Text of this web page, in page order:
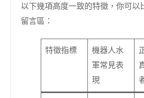
以下幾項高度一致的特徵，你可以
留言區：
特徵指標
機器人水
軍常見表
現